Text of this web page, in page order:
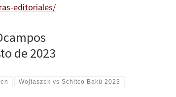
editoriales/
de 2023
Wojtaszek vs Schitco Bakú 2023